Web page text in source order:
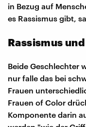
in Bezug auf
es Rassismus gibt,
Rassismus
Beide Geschlechter
nur falle das bei
Frauen
Frauen of Color
Komponente darin